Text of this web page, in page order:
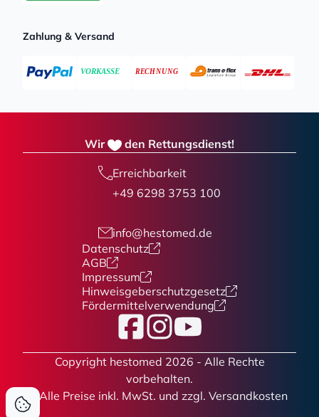
Zahlung & Versand
Wir den Rettungsdienst!
Erreichbarkeit
+49 6298 3753 100
info@hestomed.de
Datenschutz
AGB
Impressum
Hinweisgeberschutzgesetz
Fördermittelverwendung
FacebookInstagram
YouTube
Copyright hestomed 2026 - Alle Rechte
vorbehalten.
* Alle Preise inkl. MwSt. und zzgl. Versandkosten